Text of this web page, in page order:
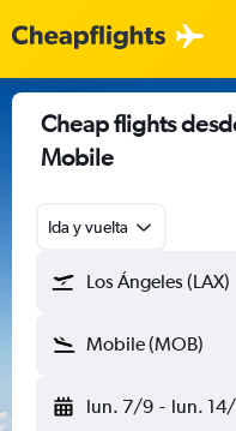
Cheap flights
Mobile
Ida y vuelta
Los Ángeles (LAX)
Mobile (MOB)
lun. 7/9 - lun.